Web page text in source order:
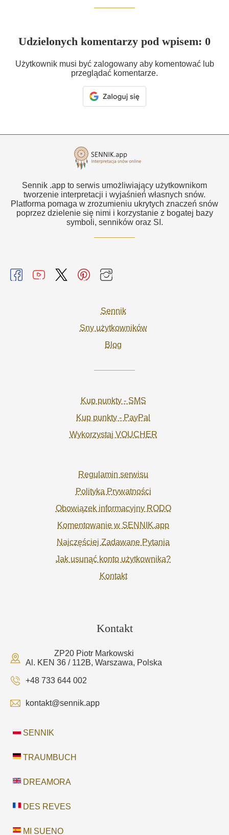
Udzielonych komentarzy pod wpisem: 0
Użytkownik musi być zalogowany aby komentować lub
przeglądać komentarze.
Sennik .app to serwis umożliwiający użytkownikom
tworzenie interpretacji i wyjaśnień własnych snów.
Platforma pomaga w zrozumieniu ukrytych znaczeń snów
poprzez dzielenie się nimi i korzystanie z bogatej bazy
symboli, senników oraz SI.
Sennik
Sny użytkowników
Blog
Kup punkty - SMS
Kup punkty - PayPal
Wykorzystaj VOUCHER
Regulamin serwisu
Polityka Prywatności
Obowiązek informacyjny RODO
Komentowanie w SENNIK.app
Najczęściej Zadawane Pytania
Jak usunąć konto użytkownika?
Kontakt
Kontakt
ZP20 Piotr Markowski
Al. KEN 36 / 112B, Warszawa, Polska
+48 733 644 002
kontakt@sennik.app
SENNIK
TRAUMBUCH
DREAMORA
DES REVES
MI SUENO